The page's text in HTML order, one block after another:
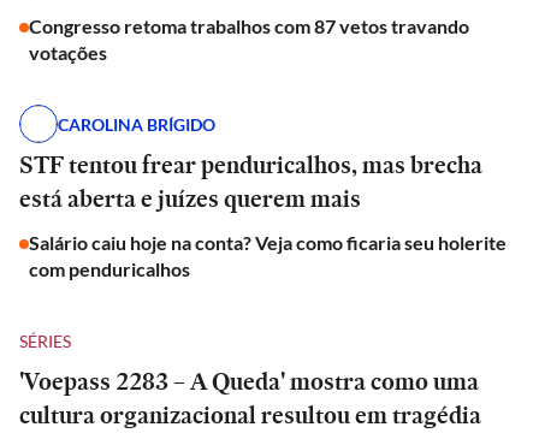
Congresso retoma trabalhos com 87 vetos travando
votações
CAROLINA BRÍGIDO
STF tentou frear penduricalhos, mas brecha
está aberta e juízes querem mais
Salário caiu hoje na conta? Veja como ficaria seu holerite
com penduricalhos
SÉRIES
'Voepass 2283 – A Queda' mostra como uma
cultura organizacional resultou em tragédia